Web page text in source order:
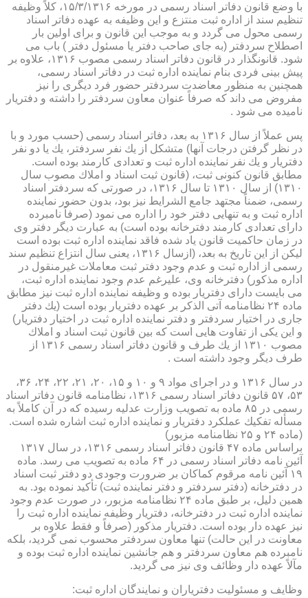
با وضع قانون دفاتر اسناد رسمی در مورخه ۱۵/۳/۱۳۱۶، كلاً وظیفه
تنظیم سند از اداره ثبت منتزع و این وظیفه به عهده دفاتر اسناد
رسمی محول می گردد و به موجب این قانون و برای اولین بار
اصطلاح سردفتر (به جای صاحب دفتر یا مسئول دفتر ) باب می
شود. قانونگذار در قانون دفاتر اسناد رسمی مصوب ۱۳۱۶، علاوه بر
پیش بینی فردی بنام نماینده اداره ثبت در دفاتر اسناد رسمی،
همچنین به منظور معاضدت سردفتر حضور فرد دیگری را نیز
مفروض می داند كه صرفاً عنوان معاون سردفتر را داشته و دفتریار
نامیده می شود .
پس عملاً از سال ۱۳۱۶ به بعد، دفاتر اسناد رسمی (حسب مورد و با
در نظر گرفتن درجات آنها) متشكل از یك نفر سردفتر، یك یا دو نفر
دفتریار و یك نفر نماینده اداره ثبت و تعدادی كارمند بوده است.
مطابق قانون كنونی ثبت، (قانون ثبت اسناد و املاك مصوب سال
۱۳۱۰) از سال ۱۳۱۰ تا سال ۱۳۱۶، در صورتی كه سردفتر اسناد
رسمی، ضمناً مجتهد جامع الشرایط نیز بود، بدون حضور نماینده
اداره ثبت و به تنهایی دفتر خود را اداره می نمود (صرفاً نامبرده
دارای تعدادی كارمند دفترخانه بوده است) به عبارت دیگر دفتر وی
در زمان حاكمیت قانون یاد شده فاقد نماینده اداره ثبت بوده است
لیكن از این تاریخ به بعد، (ازسال ۱۳۱۶، یعنی سال انتزاع تنظیم سند
رسمی از اداره ثبت و عدم وجود دفتر ثبت معاملات غیرمنقول در
اداره مذكور) دفترخانه وی، علیرغم عدم وجود نماینده اداره ثبت،
می بایست دارای دفتریار بوده و وظیفه نماینده اداره ثبت نیز مطابق
ماده ۲۴ نظامنامه آتی الذكر بر عهده دفتریار بوده است (یك دفتر
جاری در اختیار سردفتر و دفتر نماینده اداره ثبت در اختیار دفتریار)
و این یكی از تفاوت هایی است كه بین قانون ثبت اسناد و املاك
مصوب ۱۳۱۰ از یك طرف و قانون دفاتر اسناد رسمی ۱۳۱۶ از
طرف دیگر وجود داشته است .
در سال ۱۳۱۶ و در اجرای مواد ۹ و ۱۰ و ۱۵، ۲۰، ۲۱، ۲۲، ۲۴، ۳۶،
۵۳، ۵۷ قانون دفاتر اسناد رسمی ۱۳۱۶، نظامنامه قانون دفاتر اسناد
رسمی در ۸۵ ماده به تصویب وزارت عدلیه رسیده كه در آن كاملاً به
مسأله تفكیك عملكرد دفتریار و نماینده اداره ثبت اشاره شده است.
(ماده ۲۴ و ۲۵ نظامنامه مزبور)
براساس ماده ۴۷ قانون دفاتر اسناد رسمی ۱۳۱۶، در سال ۱۳۱۷
آئین نامه دفاتر اسناد رسمی در ۶۴ ماده به تصویب می رسد. ماده
۱۹ آئین نامه مرقوم كماكان بر ضرورت وجودی دو دفتر ثبت اسناد
در دفترخانه (دفتر سردفتر و دفتر نماینده ثبت) تأكید نموده بود. به
همین دلیل، بر طبق ماده ۲۴ نظامنامه مزبور، در صورت عدم وجود
نماینده اداره ثبت در دفترخانه، دفتریار وظیفه نماینده اداره ثبت را
نیز عهده دار بوده است. دفتریار مذكور (صرفاً و فقط علاوه بر
معاونت در این حالت) تنها معاون سردفتر محسوب نمی گردید، بلكه
نامبرده هم معاون سردفتر و هم جانشین نماینده اداره ثبت بوده و
مآلاً عهده دار وظائف وی نیز می گردید.
وظایف و مسئولیت دفتریاران و نمایندگان اداره ثبت: